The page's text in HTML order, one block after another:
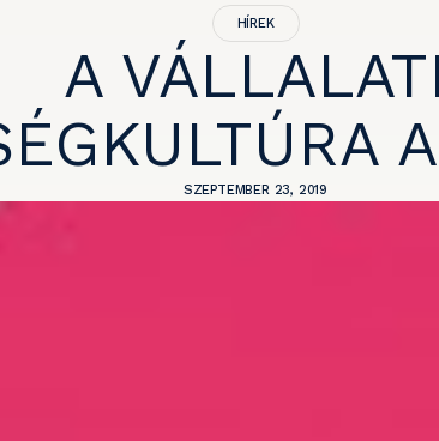
HÍREK
A
SZEPTEMBER 23, 2019